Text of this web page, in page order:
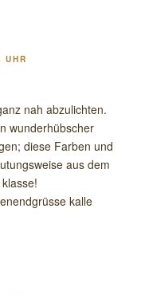
UHR
nah abzulichten.
wunderhübscher
diese Farben und
aus dem
kalle